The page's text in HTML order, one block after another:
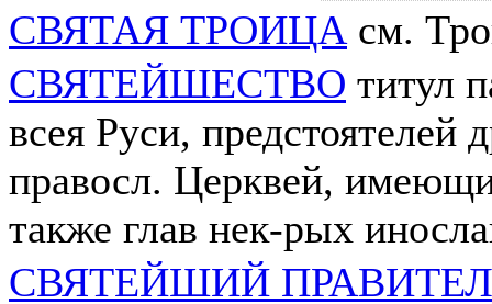
СВЯТАЯ ТРОИЦА см.
СВЯТЕЙШЕСТВО титул
всея Руси, предстоятелей
правосл. Церквей,
также глав нек-рых
СВЯТЕЙШИЙ